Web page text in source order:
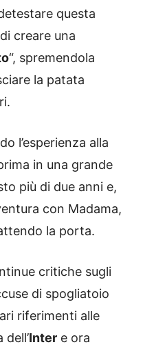
questa
creare una
“, spremendola
la patata
l’esperienza alla
in una grande
più di due anni e,
con Madama,
la porta.
critiche sugli
di spogliatoio
riferimenti alle
Inter e ora